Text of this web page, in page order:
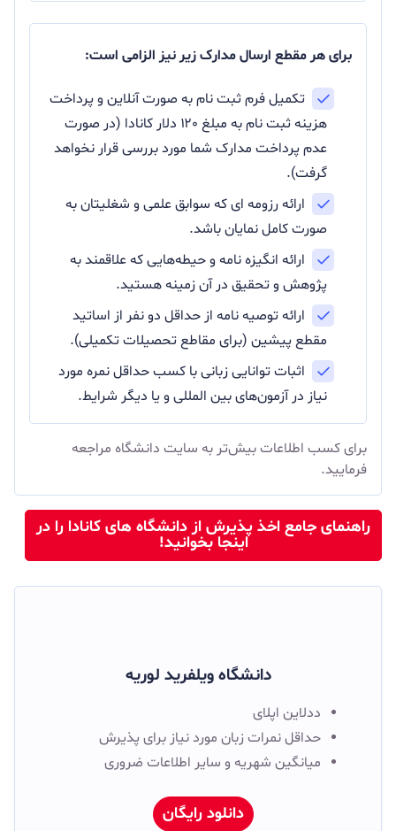
برای هر مقطع ارسال مدارک زیر نیز الزامی است:
تکمیل فرم ثبت نام به صورت آنلاین و پرداخت
هزینه ثبت نام به مبلغ ۱۲۰ دلار کانادا (در صورت
عدم پرداخت مدارک شما مورد بررسی قرار نخواهد
گرفت).
ارائه رزومه ای که سوابق علمی و شغلیتان به
صورت کامل نمایان باشد.
ارائه انگیزه نامه و حیطه‌هایی که علاقمند به
پژوهش و تحقیق در آن زمینه هستید.
ارائه توصیه نامه از حداقل دو نفر از اساتید
مقطع پیشین (برای مقاطع تحصیلات تکمیلی).
اثبات توانایی زبانی با کسب حداقل نمره مورد
نیاز در آزمون‌های بین المللی و یا دیگر شرایط.
برای کسب اطلاعات بیش‌تر به سایت دانشگاه مراجعه
فرمایید.
راهنمای جامع اخذ پذیرش از دانشگاه های کانادا را در
اینجا بخوانید!
دانشگاه ویلفرید لوریه
ددلاین اپلای
حداقل نمرات زبان مورد نیاز برای پذیرش
میانگین شهریه و سایر اطلاعات ضروری
دانلود رایگان